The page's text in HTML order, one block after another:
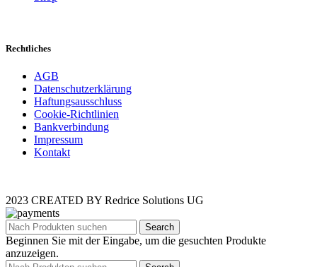
Rechtliches
AGB
Datenschutzerklärung
Haftungsausschluss
Cookie-Richtlinien
Bankverbindung
Impressum
Kontakt
2023 CREATED BY Redrice Solutions UG
Search
Beginnen Sie mit der Eingabe, um die gesuchten Produkte
anzuzeigen.